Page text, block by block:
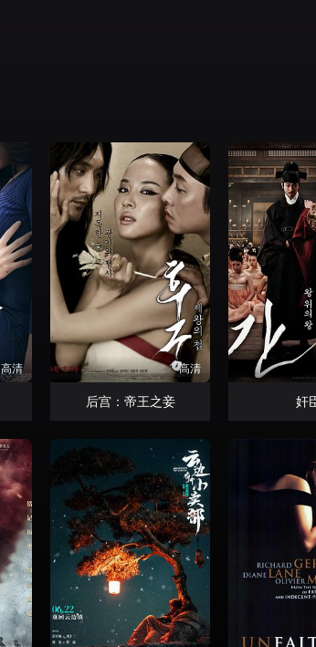
高清 高清
后宫：帝王之妾 奸